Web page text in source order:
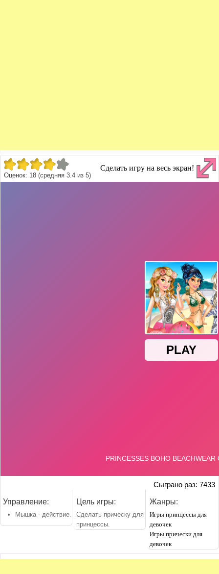
Оценок: 18 (средняя 3.4 из 5)
Сделать игру на весь экран!
Сыграно раз: 7433
Управление:
Мышка - действие.
Цель игры:
Сделать прическу для
принцессы.
Жанры:
Игры принцессы для
девочек
Игры прически для
девочек